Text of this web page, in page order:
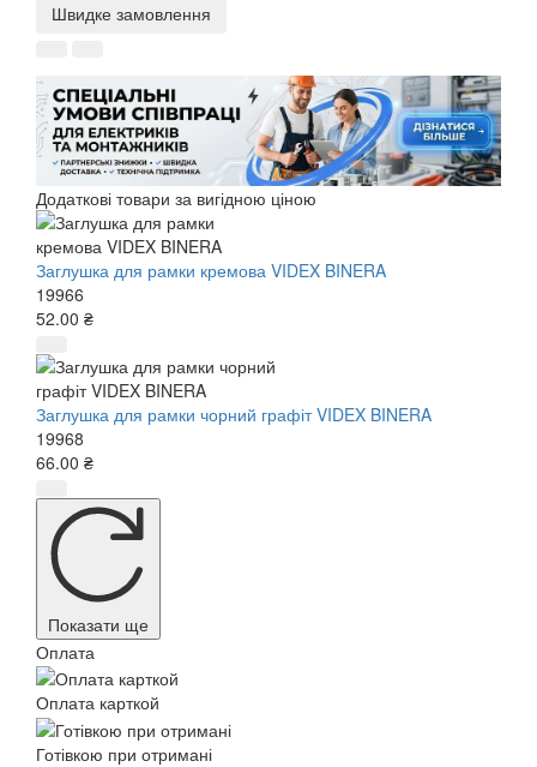
Швидке замовлення
Додаткові товари за вигідною ціною
Заглушка для рамки кремова VIDEX BINERA
19966
52.00 ₴
Заглушка для рамки чорний графіт VIDEX BINERA
19968
66.00 ₴
Показати ще
Оплата
Оплата карткой
Готівкою при отримані